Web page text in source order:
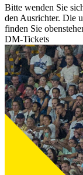
Bitte wenden Sie
den Ausrichter. Die
finden Sie
DM-Tickets